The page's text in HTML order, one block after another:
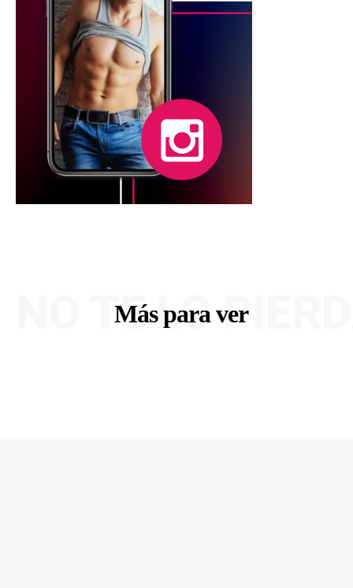
Más para ver
NO TE LO